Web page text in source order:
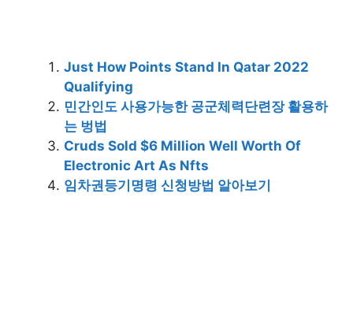
Just How Points Stand In Qatar 2022
Qualifying
민간인도 사용가능한 공군체력단련장 활용하
는 벙법
Cruds Sold $6 Million Well Worth Of
Electronic Art As Nfts
임차권등기명령 신청방법 알아보기